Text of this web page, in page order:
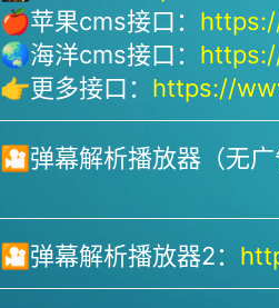
🍎苹果cms接口：
🌏海洋cms接口：
👉更多接口： https://
🎦弹幕解析播放器（无广
🎦弹幕解析播放器2：